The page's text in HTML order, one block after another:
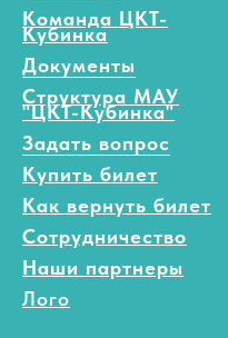
Команда ЦКТ-
Кубинка
Документы
Структура МАУ
"ЦКТ-Кубинка"
Задать вопрос
Купить билет
Как вернуть билет
Сотрудничество
Наши партнеры
Лого